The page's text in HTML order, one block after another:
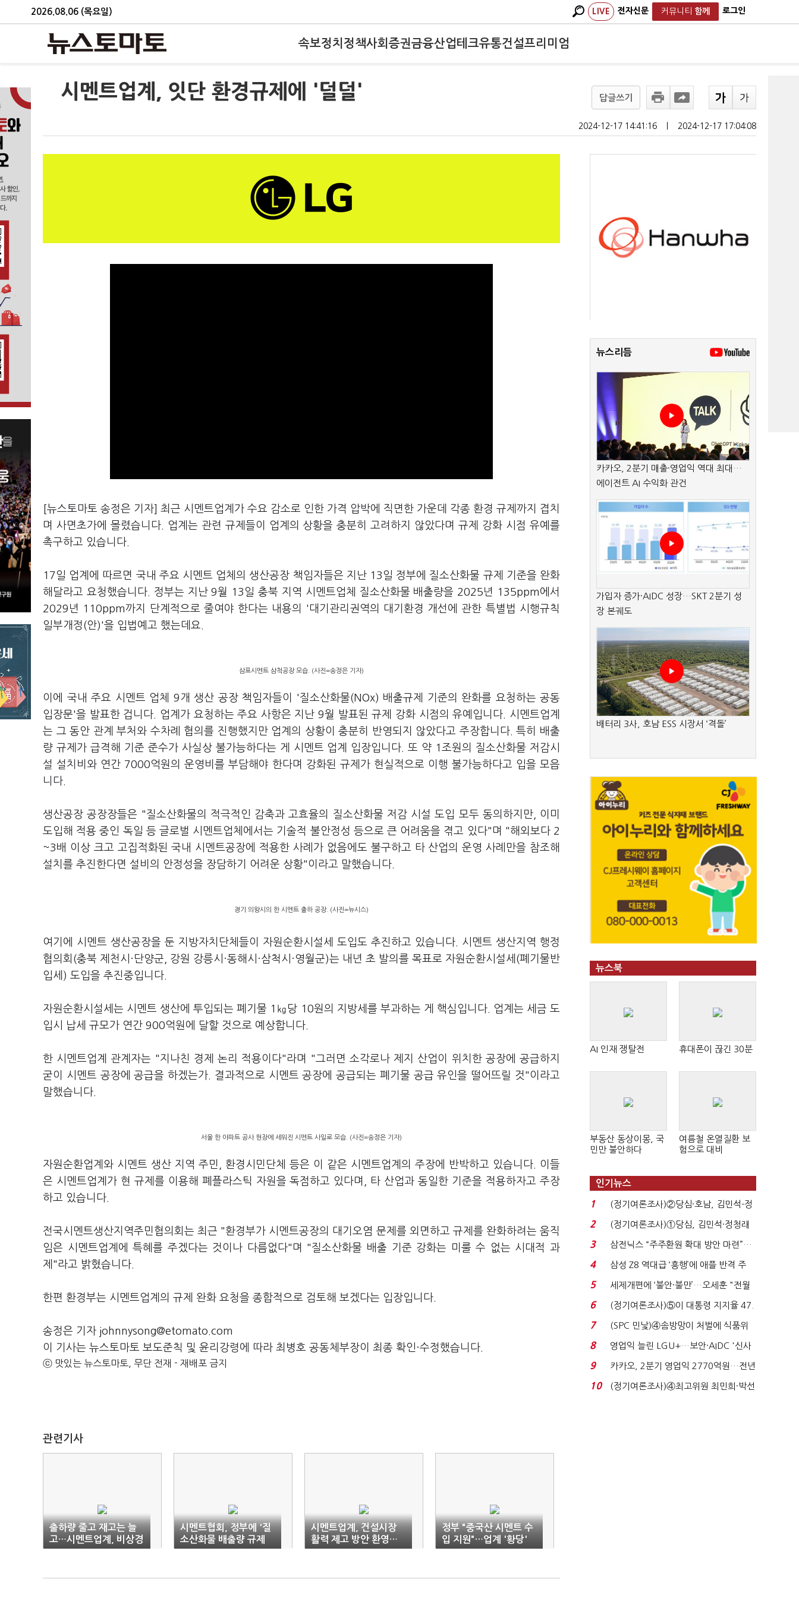
2026.08.06 (목요일) LIVE 전자신문 커뮤니티 함께 로그인
속보정치 정책사회 증권금융산업테크유통건설프리미엄
시멘트업계, 잇단 환경규제에 '덜덜' 답글쓰기
2024-12-17 14:41:16 2024-12-17 17:04:08
[뉴스토마토 송정은 기자] 최근 시멘트업계가 수요 감소로 인한 가격 압박에 직면한 가운데 각종 환경 규제까지 겹치
며 사면초가에 몰렸습니다. 업계는 관련 규제들이 업계의 상황을 충분히 고려하지 않았다며 규제 강화 시점 유예를
촉구하고 있습니다.
17일 업계에 따르면 국내 주요 시멘트 업체의 생산공장 책임자들은 지난 13일 정부에 질소산화물 규제 기준을 완화
해달라고 요청했습니다. 정부는 지난 9월 13일 충북 지역 시멘트업체 질소산화물 배출량을 2025년 135ppm에서
2029년 110ppm까지 단계적으로 줄여야 한다는 내용의 '대기관리권역의 대기환경 개선에 관한 특별법 시행규칙
일부개정(안)'을 입법예고 했는데요.
삼표시멘트 삼척공장 모습. (사진=송정은 기자)
이에 국내 주요 시멘트 업체 9개 생산 공장 책임자들이 '질소산화물(NOx) 배출규제 기준의 완화를 요청하는 공동
입장문'을 발표한 겁니다. 업계가 요청하는 주요 사항은 지난 9월 발표된 규제 강화 시점의 유예입니다. 시멘트업계
는 그 동안 관계 부처와 수차례 협의를 진행했지만 업계의 상황이 충분히 반영되지 않았다고 주장합니다. 특히 배출
량 규제가 급격해 기준 준수가 사실상 불가능하다는 게 시멘트 업계 입장입니다.또 약 1조원의 질소산화물 저감시
설 설치비와 연간 7000억원의 운영비를 부담해야 한다며 강화된 규제가 현실적으로 이행 불가능하다고 입을 모읍
니다.
생산공장 공장장들은 "질소산화물의 적극적인 감축과 고효율의 질소산화물 저감 시설 도입 모두 동의하지만, 이미
도입해 적용 중인 독일 등 글로벌 시멘트업체에서는 기술적 불안정성 등으로 큰 어려움을 겪고 있다"며 "해외보다 2
~3배 이상 크고 고집적화된 국내 시멘트공장에 적용한 사례가 없음에도 불구하고 타 산업의 운영 사례만을 참조해
설치를 추진한다면 설비의 안정성을 장담하기 어려운 상황"이라고 말했습니다.
경기 의왕시의 한 시멘트 출하 공장. (사진=뉴시스)
여기에 시멘트 생산공장을 둔 지방자치단체들이 자원순환시설세 도입도 추진하고 있습니다. 시멘트 생산지역 행정
협의회(충북 제천시·단양군, 강원 강릉시·동해시·삼척시·영월군)는 내년 초 발의를 목표로 자원순환시설세(폐기물반
입세) 도입을 추진중입니다.
자원순환시설세는 시멘트 생산에 투입되는 폐기물 1㎏당 10원의 지방세를 부과하는 게 핵심입니다. 업계는 세금 도
입시 납세 규모가 연간 900억원에 달할 것으로 예상합니다.
한 시멘트업계 관계자는 "지나친 경제 논리 적용이다"라며 "그러면 소각로나 제지 산업이 위치한 공장에 공급하지
굳이 시멘트 공장에 공급을 하겠는가. 결과적으로 시멘트 공장에 공급되는 폐기물 공급 유인을 떨어뜨릴 것"이라고
말했습니다.
서울 한 아파트 공사 현장에 세워진 시멘트 사일로 모습. (사진=송정은 기자)
자원순환업계와 시멘트 생산 지역 주민, 환경시민단체 등은 이 같은 시멘트업계의 주장에 반박하고 있습니다. 이들
은 시멘트업계가 현 규제를 이용해 폐플라스틱 자원을 독점하고 있다며, 타 산업과 동일한 기준을 적용하자고 주장
하고 있습니다.
전국시멘트생산지역주민협의회는 최근 "환경부가 시멘트공장의 대기오염 문제를 외면하고 규제를 완화하려는 움직
임은 시멘트업계에 특혜를 주겠다는 것이나 다름없다"며 "질소산화물 배출 기준 강화는 미룰 수 없는 시대적 과
제"라고 밝혔습니다.
한편 환경부는 시멘트업계의 규제 완화 요청을 종합적으로 검토해 보겠다는 입장입니다.
송정은 기자 johnnysong@etomato.com
이 기사는 뉴스토마토 보도준칙 및 윤리강령에 따라 최병호 공동체부장이 최종 확인·수정했습니다.
ⓒ 맛있는 뉴스토마토, 무단 전재 - 재배포 금지
관련기사
출하량 줄고 재고는 늘
고…시멘트업계, 비상경
영에도 '암울'
시멘트협회, 정부에 '질
소산화물 배출량 규제
기준' 완화 요구
시멘트업계, 건설시장
활력 제고 방안 환영…
수급 안정에 최선
정부 "중국산 시멘트 수
입 지원"…업계 '황당'
뉴스리듬
카카오, 2분기 매출·영업익 역대 최대…
에이전트 AI 수익화 관건
가입자 증가·AIDC 성장…SKT 2분기 성
장 본궤도
배터리 3사, 호남 ESS 시장서 ‘격돌’
뉴스북
AI 인재 쟁탈전 휴대폰이 끊긴 30분
부동산 동상이몽, 국
민만 불안하다
여름철 온열질환 보
험으로 대비
인기뉴스
1
(정기여론조사)②당심·호남, 김민석-정
청래 '초접전'...
2
(정기여론조사)①당심, 김민석·정청래
'초접전'…대통령 ...
3
삼전닉스 “주주환원 확대 방안 마련”…
로이터에 성명...
4
삼성 Z8 역대급 ‘흥행’에 애플 반격 주
목…9월 ‘폴...
5
세제개편에 ‘불안·불만’…오세훈 "전월
세 구하기 더 ...
6
(정기여론조사)⑤이 대통령 지지율 47.
7%…일주일 만에 ...
7
(SPC 민낯)④솜방망이 처벌에 식품위
생법 위반 반복...
8
영업익 늘린 LGU+…보안·AIDC '신사
업 드라이브'...
9
카카오, 2분기 영업익 2770억원…전년
비 36% 증가...
10
(정기여론조사)④최고위원 최민희·박선